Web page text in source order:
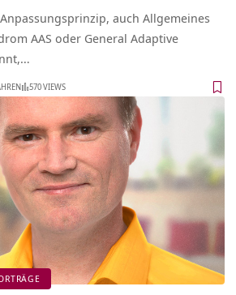
auch Allgemeines
AAS oder General Adaptive
570 VIEWS